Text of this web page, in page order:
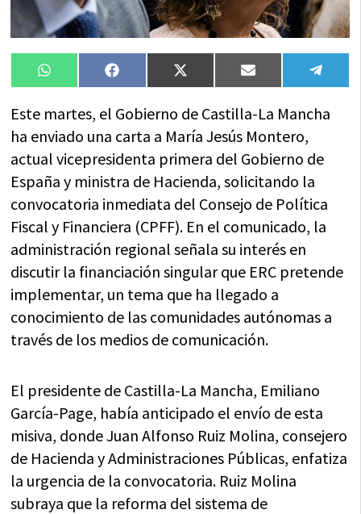
Compartir
en
WhatsAppCompartir
en
FacebookCompartir
en
X
(Twitter)
Compartir
en
Email
en
Este martes, el Gobierno de Castilla-La Mancha
ha enviado una carta a María Jesús Montero,
actual vicepresidenta primera del Gobierno de
España y ministra de Hacienda, solicitando la
convocatoria inmediata del Consejo de Política
Fiscal y Financiera (CPFF). En el comunicado, la
administración regional señala su interés en
discutir la financiación singular que ERC pretende
implementar, un tema que ha llegado a
conocimiento de las comunidades autónomas a
través de los medios de comunicación.
El presidente de Castilla-La Mancha, Emiliano
García-Page, había anticipado el envío de esta
misiva, donde Juan Alfonso Ruiz Molina, consejero
de Hacienda y Administraciones Públicas, enfatiza
la urgencia de la convocatoria. Ruiz Molina
subraya que la reforma del sistema de